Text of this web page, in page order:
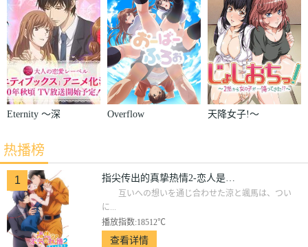
是消防员-
打烊后仅剩两
人的沙龙…～
Eternity ～深
♡～
Overflow
天降女子!～
热播榜
1 指尖传出的真挚热情2-恋人是消防员-
互いへの想いを通じ合わせた涼と颯馬は、つい
に...
播放指数:18512℃
查看详情